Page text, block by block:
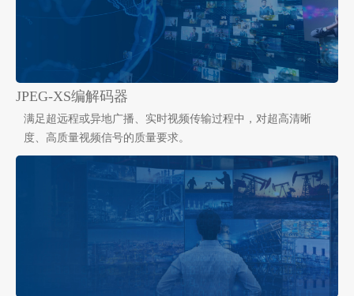
JPEG-XS编解码器
满足超远程或异地广播、实时视频传输过程中，对超高清晰
度、高质量视频信号的质量要求。